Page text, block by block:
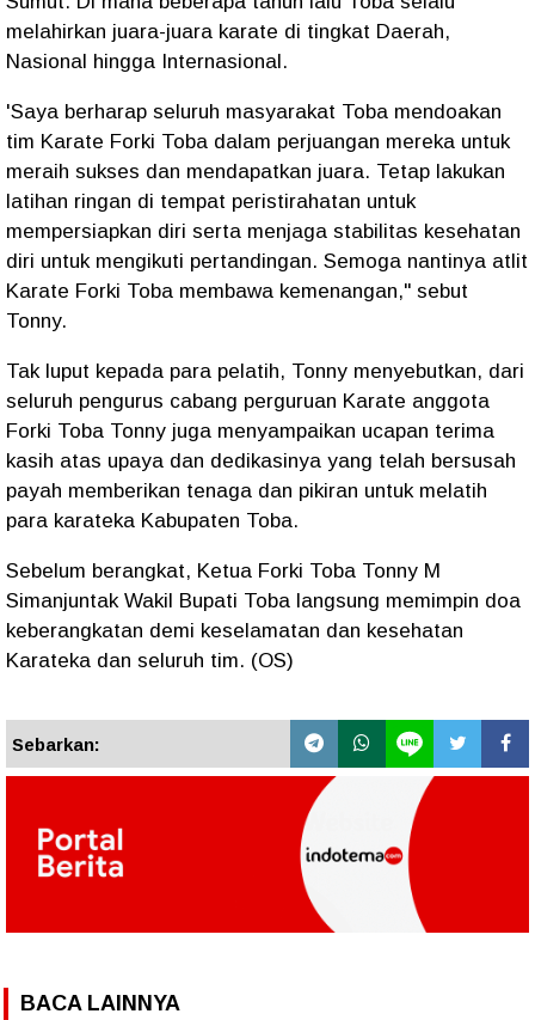
melahirkan juara-juara karate di tingkat Daerah,
Nasional hingga Internasional.
'Saya berharap seluruh masyarakat Toba mendoakan
tim Karate Forki Toba dalam perjuangan mereka untuk
meraih sukses dan mendapatkan juara. Tetap lakukan
latihan ringan di tempat peristirahatan untuk
mempersiapkan diri serta menjaga stabilitas kesehatan
diri untuk mengikuti pertandingan. Semoga nantinya atlit
Karate Forki Toba membawa kemenangan," sebut
Tonny.
Tak luput kepada para pelatih, Tonny menyebutkan, dari
seluruh pengurus cabang perguruan Karate anggota
Forki Toba Tonny juga menyampaikan ucapan terima
kasih atas upaya dan dedikasinya yang telah bersusah
payah memberikan tenaga dan pikiran untuk melatih
para karateka Kabupaten Toba.
Sebelum berangkat, Ketua Forki Toba Tonny M
Simanjuntak Wakil Bupati Toba langsung memimpin doa
keberangkatan demi keselamatan dan kesehatan
Karateka dan seluruh tim. (OS)
Sebarkan:
BACA LAINNYA